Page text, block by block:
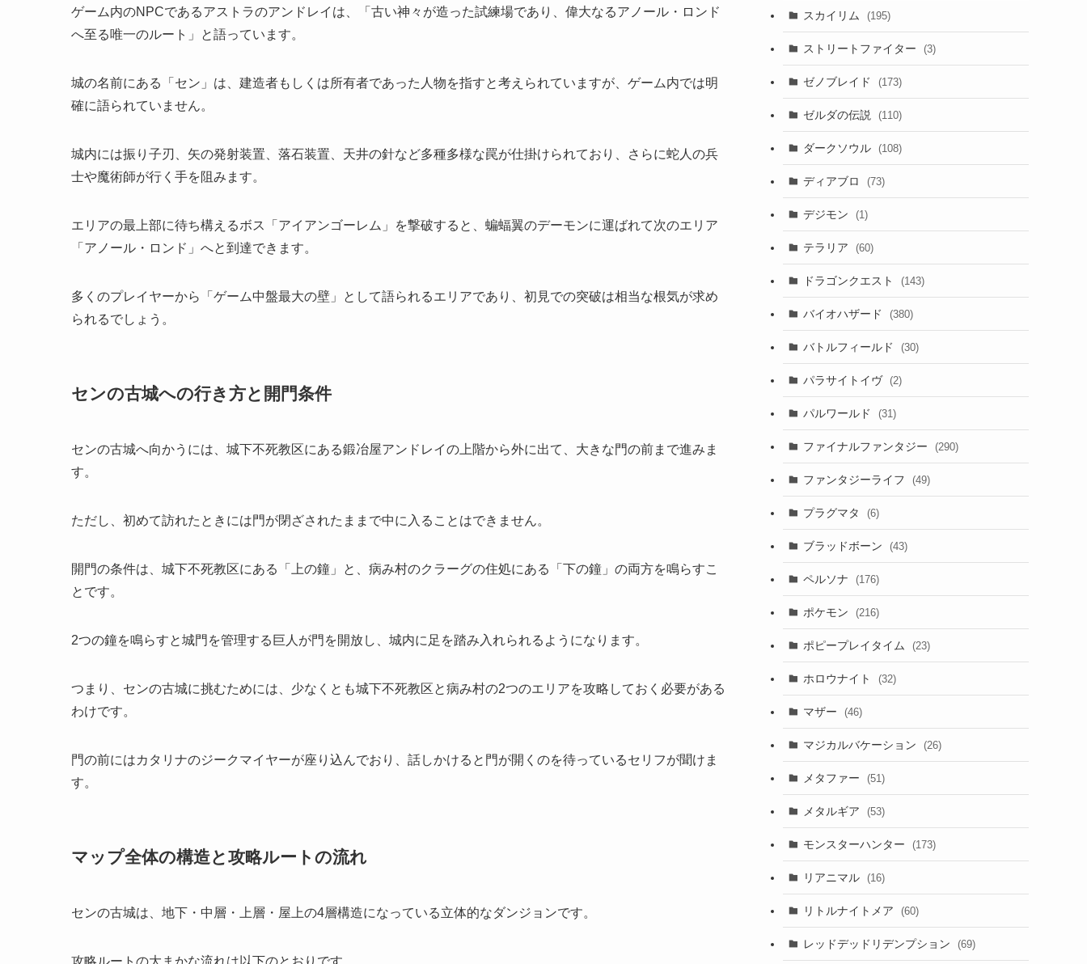
ゲーム内のNPCであるアストラのアンドレイは、「古い神々が造った試練場であり、偉大なるアノール・ロンド
へ至る唯一のルート」と語っています。
城の名前にある「セン」は、建造者もしくは所有者であった人物を指すと考えられていますが、ゲーム内では明
確に語られていません。
城内には振り子刃、矢の発射装置、落石装置、天井の針など多種多様な罠が仕掛けられており、さらに蛇人の兵
士や魔術師が行く手を阻みます。
エリアの最上部に待ち構えるボス「アイアンゴーレム」を撃破すると、蝙蝠翼のデーモンに運ばれて次のエリア
「アノール・ロンド」へと到達できます。
多くのプレイヤーから「ゲーム中盤最大の壁」として語られるエリアであり、初見での突破は相当な根気が求め
られるでしょう。
センの古城への行き方と開門条件
センの古城へ向かうには、城下不死教区にある鍛冶屋アンドレイの上階から外に出て、大きな門の前まで進みま
す。
ただし、初めて訪れたときには門が閉ざされたままで中に入ることはできません。
開門の条件は、城下不死教区にある「上の鐘」と、病み村のクラーグの住処にある「下の鐘」の両方を鳴らすこ
とです。
2つの鐘を鳴らすと城門を管理する巨人が門を開放し、城内に足を踏み入れられるようになります。
つまり、センの古城に挑むためには、少なくとも城下不死教区と病み村の2つのエリアを攻略しておく必要がある
わけです。
門の前にはカタリナのジークマイヤーが座り込んでおり、話しかけると門が開くのを待っているセリフが聞けま
す。
マップ全体の構造と攻略ルートの流れ
センの古城は、地下・中層・上層・屋上の4層構造になっている立体的なダンジョンです。
スカイリム (195)
ストリートファイター (3)
ゼノブレイド (173)
ゼルダの伝説 (110)
ダークソウル (108)
ディアブロ (73)
デジモン (1)
テラリア (60)
ドラゴンクエスト (143)
バイオハザード (380)
バトルフィールド (30)
パラサイトイヴ (2)
パルワールド (31)
ファイナルファンタジー (290)
ファンタジーライフ (49)
プラグマタ (6)
ブラッドボーン (43)
ペルソナ (176)
ポケモン (216)
ポピープレイタイム (23)
ホロウナイト (32)
マザー (46)
マジカルバケーション (26)
メタファー (51)
メタルギア (53)
モンスターハンター (173)
リアニマル (16)
リトルナイトメア (60)
レッドデッドリデンプション (69)